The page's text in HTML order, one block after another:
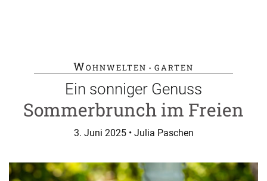
Wohnwelten • garten
Ein sonniger Genuss
Sommerbrunch im Freien
3. Juni 2025 • Julia Paschen